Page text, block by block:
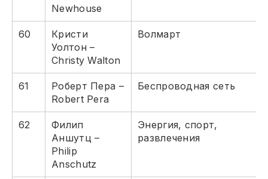
Newhouse
60
Кристи
Уолтон –
Christy Walton
Волмарт
61
Роберт Пера –
Robert Pera
Беспроводная сеть
62
Филип
Аншутц –
Philip
Anschutz
Энергия, спорт,
развлечения